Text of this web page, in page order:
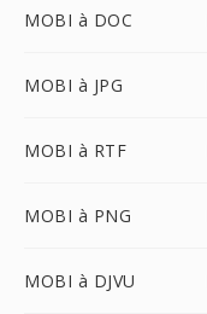
MOBI à DOC
MOBI à JPG
MOBI à RTF
MOBI à PNG
MOBI à DJVU